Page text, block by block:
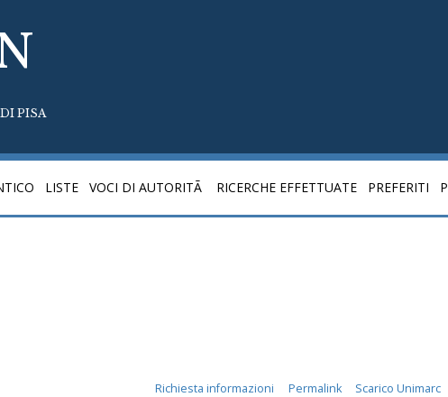
PISA
LISTE VOCI DI AUTORITÃ RICERCHE EFFETTUATE PREFERITI
Richiesta informazioni Permalink Scarico Unimarc